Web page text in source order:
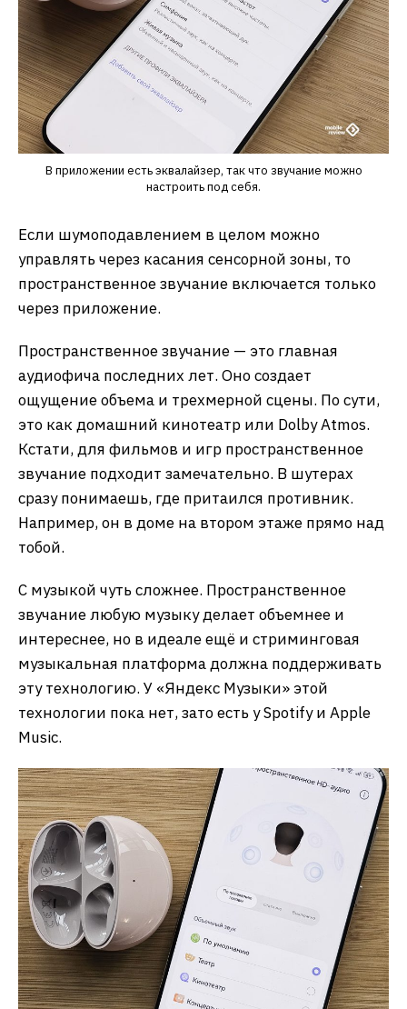
В приложении есть эквалайзер, так что звучание можно
настроить под себя.
Если шумоподавлением в целом можно
управлять через касания сенсорной зоны, то
пространственное звучание включается только
через приложение.
Пространственное звучание — это главная
аудиофича последних лет. Оно создает
ощущение объема и трехмерной сцены. По сути,
это как домашний кинотеатр или Dolby Atmos.
Кстати, для фильмов и игр пространственное
звучание подходит замечательно. В шутерах
сразу понимаешь, где притаился противник.
Например, он в доме на втором этаже прямо над
тобой.
С музыкой чуть сложнее. Пространственное
звучание любую музыку делает объемнее и
интереснее, но в идеале ещё и стриминговая
музыкальная платформа должна поддерживать
эту технологию. У «Яндекс Музыки» этой
технологии пока нет, зато есть у Spotify и Apple
Music.